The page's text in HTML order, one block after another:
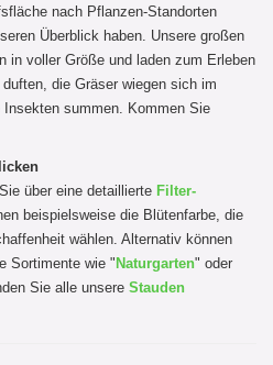
nach Pflanzen-Standorten
Überblick haben. Unsere großen
in voller Größe und laden zum Erleben
die Gräser wiegen sich im
summen. Kommen Sie
über eine detaillierte Filter-
beispielsweise die Blütenfarbe, die
wählen. Alternativ können
Sortimente wie " Naturgarten" oder
Sie alle unsere Stauden